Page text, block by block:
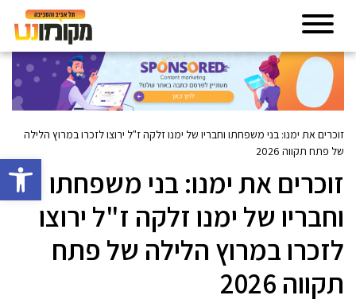
פתח
זוכרים את ימנו: בני משפחתו וחבריו של ימנו זלקה ז"ל ירוצו לזכרו במרוץ הלילה
של פתח תקווה 2026
זוכרים את ימנו: בני משפחתו
וחבריו של ימנו זלקה ז"ל ירוצו
לזכרו במרוץ הלילה של פתח
תקווה 2026